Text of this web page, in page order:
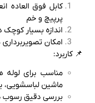
کابل فوق‌ العاده
پرپیچ‌ و خم
اندازه بسیار کوچک
امکان
📌 کاربرد:
مناسب برای لوله‌
ماشین لباسشویی،
بررسی دقیق رسوب‌